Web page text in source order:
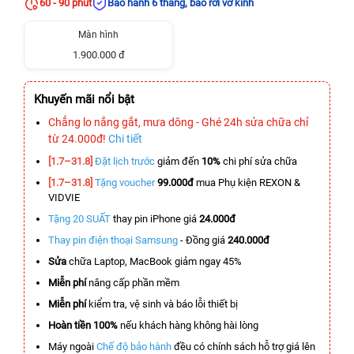
60 - 90 phút
Bảo hành 6 tháng, bao rơi vỡ kính
Màn hình
1.900.000 đ
Khuyến mãi nổi bật
Chẳng lo nắng gắt, mưa dông - Ghé 24h sửa chữa chỉ
từ 24.000đ! Chi tiết
[1.7–31.8] Đặt lịch trước giảm đến 10% chi phí sửa chữa
[1.7–31.8] Tặng voucher 99.000đmua Phụ kiện REXON &
VIDVIE
Tặng 20 SUẤT thay pin iPhone giá 24.000đ
Thay pin điện thoại Samsung - Đồng giá 240.000đ
Sửa chữa Laptop, MacBook giảm ngay 45%
Miễn phínâng cấp phần mềm
Miễn phíkiểm tra, vệ sinh và báo lỗi thiết bị
Hoàn tiền 100% nếu khách hàng không hài lòng
Máy ngoài Chế độ bảo hành đều có chính sách hỗ trợ giá lên